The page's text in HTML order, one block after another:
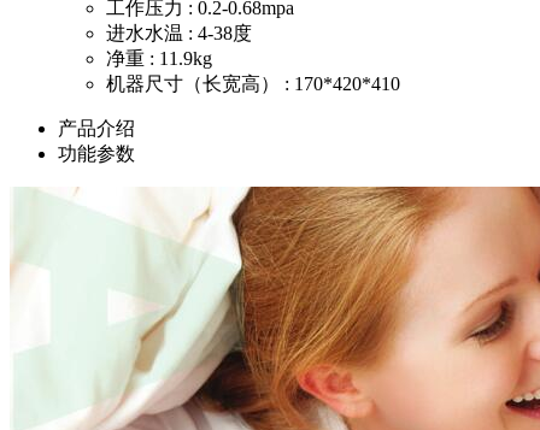
工作压力 : 0.2-0.68mpa
进水水温 : 4-38度
净重 : 11.9kg
机器尺寸（长宽高） : 170*420*410
产品介绍
功能参数